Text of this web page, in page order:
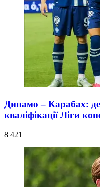
Динамо – Карабах:
кваліфікації Ліги
8 421